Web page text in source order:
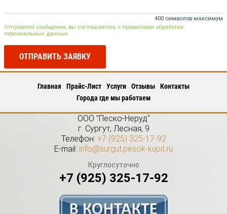
400 символов максимум
Отправляя сообщение, вы соглашаетесь с правилами обработки
персональных данных
ОТПРАВИТЬ ЗАЯВКУ
Главная Прайс-Лист Услуги Отзывы
Контакты
Города где мы работаем
ООО "Песко-Неруд"
г. Сургут, Лесная, 9
Телефон: +7 (925) 325-17-92
E-mail: info@surgut.pesok-kupit.ru
Круглосуточно
+7 (925) 325-17-92